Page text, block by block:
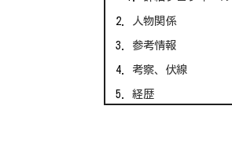
人物関係
参考情報
考察、伏線
経歴